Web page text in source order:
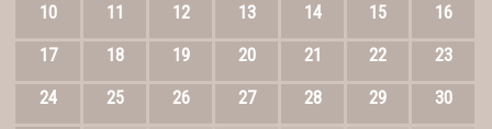
10 11 12 13 14 15 16
17 18 19 20 21 22 23
24 25 26 27 28 29 30